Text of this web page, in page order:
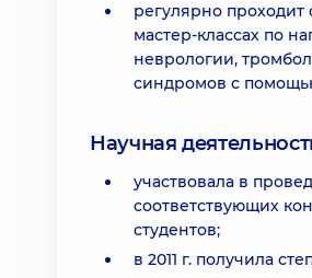
регулярно
мастер-классах по
неврологии,
синдромов с
Научная
участвовала в
соответствующих
студентов;
в 2011 г. получила